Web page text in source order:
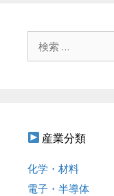
ン
産業分類
化学・材料
電子・半導体